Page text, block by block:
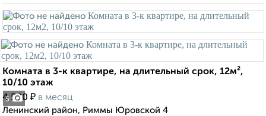
5
Комната в 3-к квартире, на длительный срок, 12м²,
10/10 этаж
4 500 ₽ в месяц
Ленинский район, Риммы Юровской 4